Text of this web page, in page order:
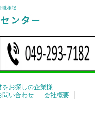
職相談
をお探しの企業様
問い合わせ 会社概要